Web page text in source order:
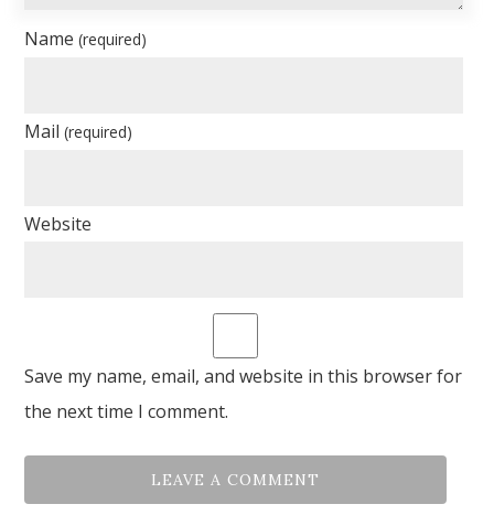
Name(required)
Mail(required)
Website
Save my name, email, and website in this browser for
the next time I comment.